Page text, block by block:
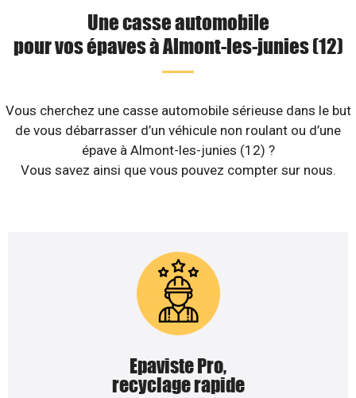
Une casse automobile
pour vos épaves à Almont-les-junies (12)
Vous cherchez une casse automobile sérieuse dans le but
de vous débarrasser d’un véhicule non roulant ou d’une
épave à Almont-les-junies (12) ?
Vous savez ainsi que vous pouvez compter sur nous.
Epaviste Pro,
recyclage rapide